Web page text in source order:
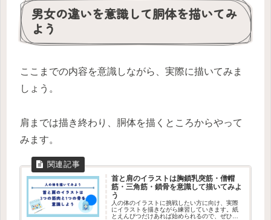
男女の違いを意識して胴体を描いてみ
よう
ここまでの内容を意識しながら、実際に描いてみま
しょう。
肩までは描き終わり、胴体を描くところからやって
みます。
首と肩のイラストは胸鎖乳突筋・僧帽
筋・三角筋・鎖骨を意識して描いてみよ
う
人の体のイラストに挑戦したい方に向け、実際
にイラストを描きながら練習していきます。紙
とえんぴつだけあれば始められるので、ぜひや